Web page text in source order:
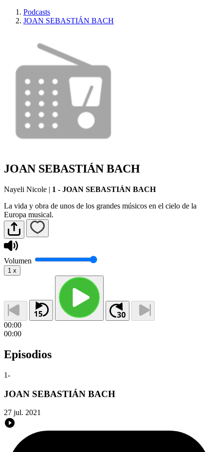
Podcasts
JOAN SEBASTIÁN BACH
JOAN SEBASTIÁN BACH
Nayeli Nicole | 1 - JOAN SEBASTIÁN BACH
La vida y obra de unos de los grandes músicos en el cielo de la
Europa musical.
Volumen
1 x
00:00
00:00
Episodios
1-
JOAN SEBASTIÁN BACH
27 jul. 2021